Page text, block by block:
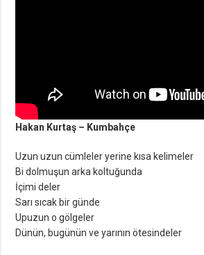
Hakan Kurtaş – Kumbahçe
Uzun uzun cümleler yerine kısa kelimeler
Bi dolmuşun arka koltuğunda
İçimi deler
Sarı sıcak bir günde
Upuzun o gölgeler
Dünün, bugünün ve yarının ötesindeler